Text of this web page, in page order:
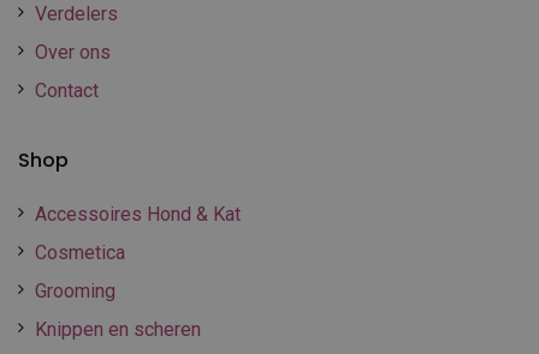
Verdelers
Over ons
Contact
Shop
Accessoires Hond & Kat
Cosmetica
Grooming
Knippen en scheren